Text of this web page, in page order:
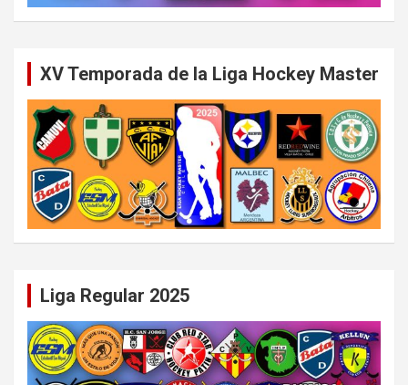
XV Temporada de la Liga Hockey Master
Liga Regular 2025